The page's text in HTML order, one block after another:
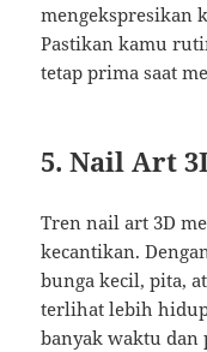
mengekspresikan
Pastikan kamu
tetap prima saat
5. Nail Art
Tren nail art 3D
kecantikan.
bunga kecil, pita,
terlihat lebih
banyak waktu dan